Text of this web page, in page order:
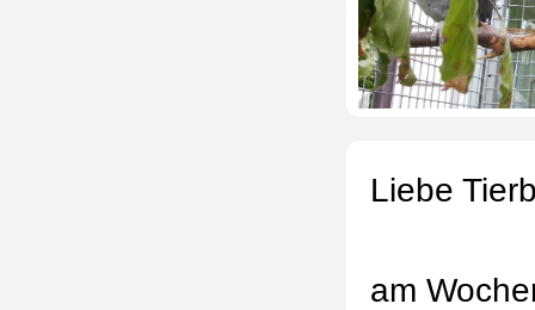
Liebe
am